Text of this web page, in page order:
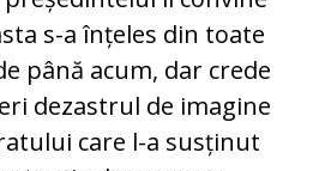
s-a înțeles din toate
până acum, dar crede
dezastrul de imagine
care l-a susținut